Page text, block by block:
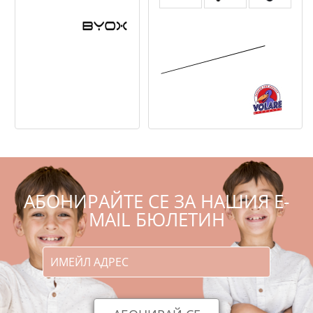
,36
/271,86
127
,88
АБОНИРАЙТЕ СЕ ЗА НАШИЯ E-
MAIL БЮЛЕТИН